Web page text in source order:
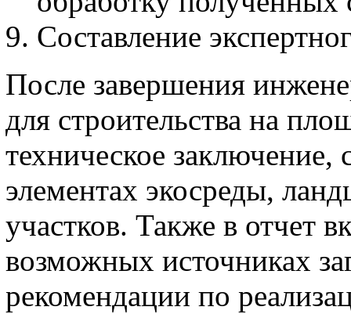
Составление
После завершения
для строительства на
техническое
элементах экосреды,
участков. Также в отчет
возможных источниках
рекомендации по